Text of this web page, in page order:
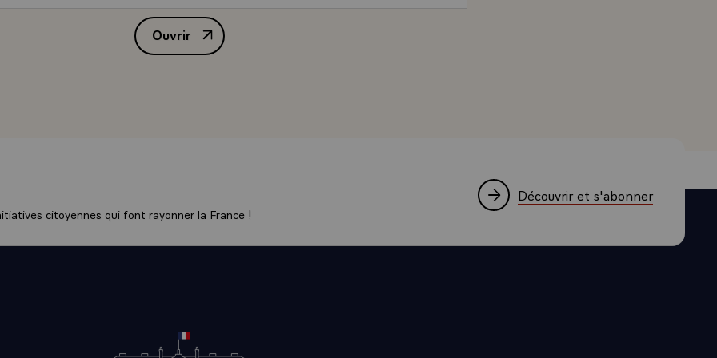
Ouvrir
Lettre de M. Jacques Chirac, Président de la République, adressé à M. Gaston Flosse,
citoyennes qui font rayonner la France !
Découvrir et s'abonner